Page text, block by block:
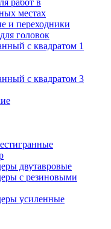
работ в
местах
и переходники
головок
с квадратом 1
с квадратом 3
двутавровые
с резиновыми
усиленные